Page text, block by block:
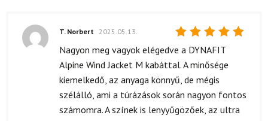
Értékelés:
T. Norbert 2025.05.13.
Nagyon meg vagyok elégedve a DYNAFIT
Alpine Wind Jacket M kabáttal. A minősége
kiemelkedő, az anyaga könnyű, de mégis
szélálló, ami a túrázások során nagyon fontos
számomra. A színek is lenyyűgözőek, az ultra